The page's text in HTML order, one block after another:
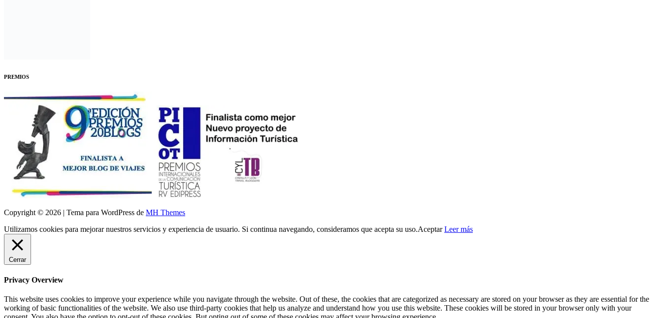
PREMIOS
Copyright © 2026 | Tema para WordPress de MH Themes
Utilizamos cookies para mejorar nuestros servicios y experiencia de usuario. Si continua navegando, consideramos que acepta su uso.Aceptar Leer más
Cerrar
Privacy Overview
This website uses cookies to improve your experience while you navigate through the website. Out of these, the cookies that are categorized as necessary are stored on your browser as they are essential for the
working of basic functionalities of the website. We also use third-party cookies that help us analyze and understand how you use this website. These cookies will be stored in your browser only with your